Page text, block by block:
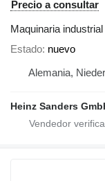
Precio a consultar
Maquinaria
Estado nuevo
Alemania,
Heinz Sanders